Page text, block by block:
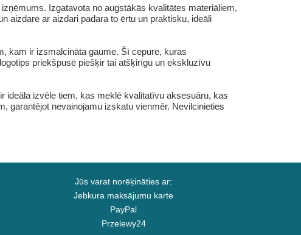
Izgatavota no augstākās kvalitātes materiāliem,
aizdare ar aizdari padara to ērtu un praktisku, ideāli
kam ir izsmalcināta gaume. Šī cepure, kuras
priekšpusē piešķir tai atšķirīgu un ekskluzīvu
ideāla izvēle tiem, kas meklē kvalitatīvu aksesuāru, kas
garantējot nevainojamu izskatu vienmēr. Nevilcinieties
Jūs varat norēķināties ar:
Jebkura maksājumu karte
PayPal
Przelewy24